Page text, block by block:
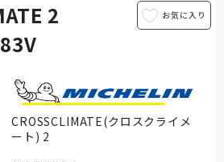
2
CROSSCLIMATE(クロスクライメ
ート) 2